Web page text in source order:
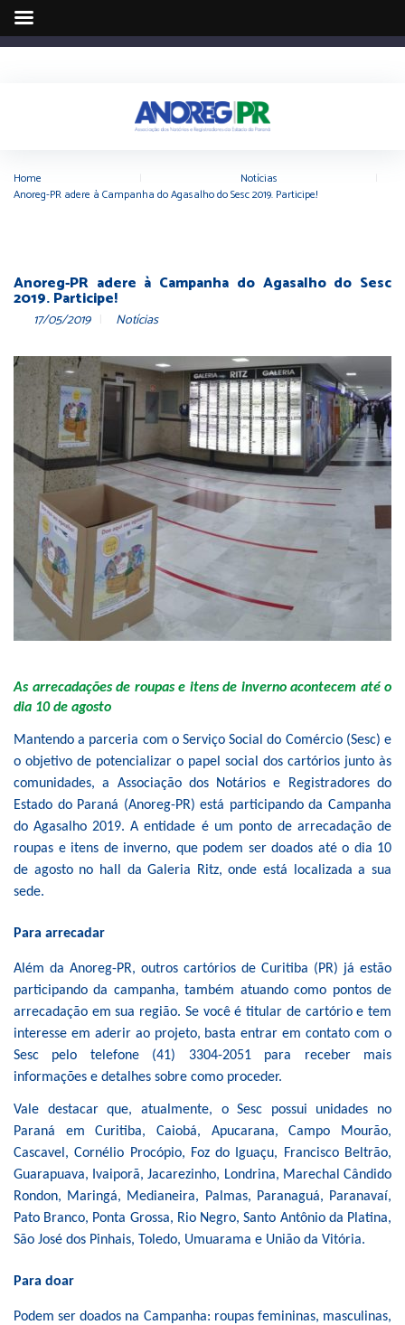
Home Notícias
Anoreg-PR adere à Campanha do Agasalho do Sesc 2019. Participe!
Anoreg-PR adere à Campanha do Agasalho do Sesc
2019. Participe!
17/05/2019 Notícias
As arrecadações de roupas e itens de inverno acontecem até o
dia 10 de agosto
Mantendo a parceria com o Serviço Social do Comércio (Sesc) e
o objetivo de potencializar o papel social dos cartórios junto às
comunidades, a Associação dos Notários e Registradores do
Estado do Paraná (Anoreg-PR) está participando da Campanha
do Agasalho 2019. A entidade é um ponto de arrecadação de
roupas e itens de inverno, que podem ser doados até o dia 10
de agosto no hall da Galeria Ritz, onde está localizada a sua
sede.
Para arrecadar
Além da Anoreg-PR, outros cartórios de Curitiba (PR) já estão
participando da campanha, também atuando como pontos de
arrecadação em sua região. Se você é titular de cartório e tem
interesse em aderir ao projeto, basta entrar em contato com o
Sesc pelo telefone (41) 3304-2051 para receber mais
informações e detalhes sobre como proceder.
Vale destacar que, atualmente, o Sesc possui unidades no
Paraná em Curitiba, Caiobá, Apucarana, Campo Mourão,
Cascavel, Cornélio Procópio, Foz do Iguaçu, Francisco Beltrão,
Guarapuava, Ivaiporã, Jacarezinho, Londrina, Marechal Cândido
Rondon, Maringá, Medianeira, Palmas, Paranaguá, Paranavaí,
Pato Branco, Ponta Grossa, Rio Negro, Santo Antônio da Platina,
São José dos Pinhais, Toledo, Umuarama e União da Vitória.
Para doar
Podem ser doados na Campanha: roupas femininas, masculinas,